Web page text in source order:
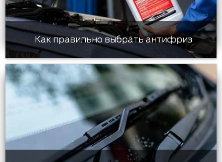
Как правильно выбрать антифриз